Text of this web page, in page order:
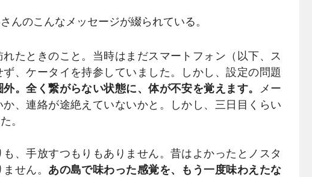
んのこんなメッセージが綴られている。
たときのこと。当時はまだスマートフォン（以下、ス
、ケータイを持参していました。しかし、設定の問題
。全く繋がらない状態に、体が不安を覚えます。
メー
、連絡が途絶えていないかと。しかし、三日目くらい
。
、手放すつもりもありません。昔はよかったとノスタ
せん。 あの島で味わった感覚を、もう一度味わえたな